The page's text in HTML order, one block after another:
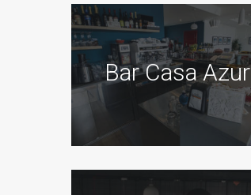
Bar Casa Azur